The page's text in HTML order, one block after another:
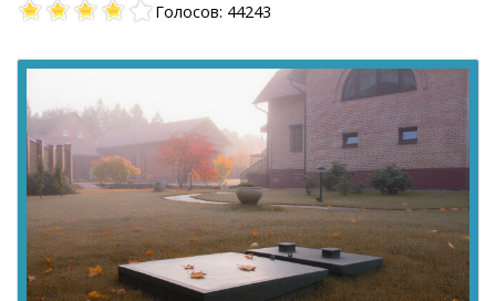
Голосов: 44243